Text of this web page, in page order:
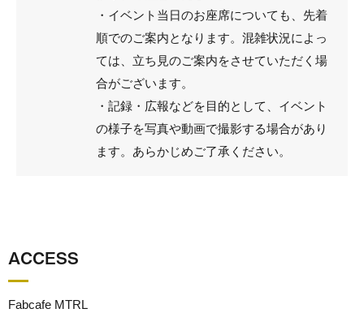
・イベント当日のお座席についても、先着
順でのご案内となります。混雑状況によっ
ては、立ち見のご案内をさせていただく場
合がございます。
・記録・広報などを目的として、イベント
の様子を写真や動画で撮影する場合があり
ます。あらかじめご了承ください。
ACCESS
Fabcafe MTRL